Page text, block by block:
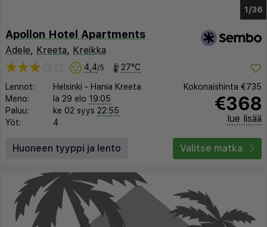
1/30
Apollon Hotel Apartments
Adele, Kreeta, Kreikka
4,4/5 27°C
Lennot: Helsinki - Hania Kreeta
Meno:
la 29 elo 19:05
Paluu:
ke 02 syys 22:55
Yöt:
4
Kokonaishinta €735
€368
lue lisää
Huoneen tyyppi ja lento Valitse matka